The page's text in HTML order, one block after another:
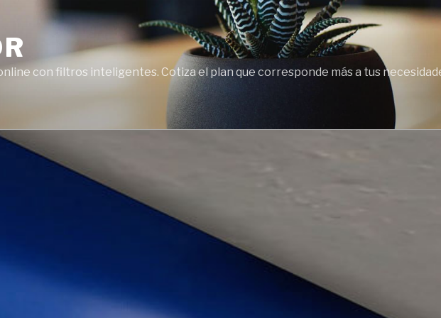
con filtros inteligentes. Cotiza el plan que corresponde más a tus